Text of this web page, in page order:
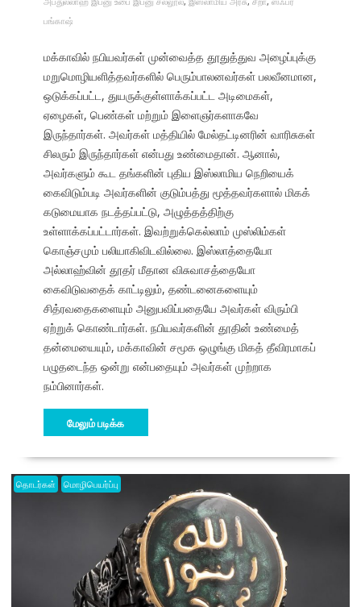
பங்காஷ்
மக்காவில் நபியவர்கள் முன்வைத்த தூதுத்துவ அழைப்புக்கு
மறுமொழியளித்தவர்களில் பெரும்பாலனவர்கள் பலவீனமான,
ஒடுக்கப்பட்ட, துயருக்குள்ளாக்கப்பட்ட அடிமைகள்,
ஏழைகள், பெண்கள் மற்றும் இளைஞர்களாகவே
இருந்தார்கள். அவர்கள் மத்தியில் மேல்தட்டினரின் வாரிசுகள்
சிலரும் இருந்தார்கள் என்பது உண்மைதான். ஆனால்,
அவர்களும் கூட தங்களின் புதிய இஸ்லாமிய நெறியைக்
கைவிடும்படி அவர்களின் குடும்பத்து மூத்தவர்களால் மிகக்
கடுமையாக நடத்தப்பட்டு, அழுத்தத்திற்கு
உள்ளாக்கப்பட்டார்கள். இவற்றுக்கெல்லாம் முஸ்லிம்கள்
கொஞ்சமும் பலியாகிவிடவில்லை. இஸ்லாத்தையோ
அல்லாஹ்வின் தூதர் மீதான விசுவாசத்தையோ
கைவிடுவதைக் காட்டிலும், தண்டனைகளையும்
சித்ரவதைகளையும் அனுபவிப்பதையே அவர்கள் விரும்பி
ஏற்றுக் கொண்டார்கள். நபியவர்களின் தூதின் உண்மைத்
தன்மையையும், மக்காவின் சமூக ஒழுங்கு மிகத் தீவிரமாகப்
பழுதடைந்த ஒன்று என்பதையும் அவர்கள் முற்றாக
நம்பினார்கள்.
மேலும் படிக்க
தொடர்கள் மொழிபெயர்ப்பு